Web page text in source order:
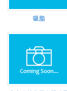
吸脂